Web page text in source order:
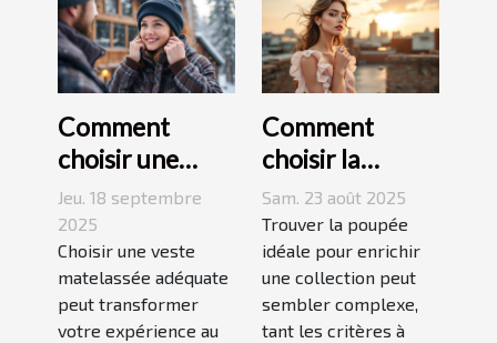
Comment
choisir une
veste
matelassée
adaptée à votre
style de vie ?
Jeu. 18 septembre
2025
Choisir une veste
matelassée adéquate
peut transformer
votre expérience au
Comment
choisir la
poupée
parfaite pour
votre collection
unique ?
Sam. 23 août 2025
Trouver la poupée
idéale pour enrichir
une collection peut
sembler complexe,
tant les critères à